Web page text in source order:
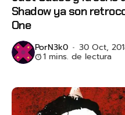
Shadow ya son
One
PorN3k0 30 Oct,
1 mins. de lectura